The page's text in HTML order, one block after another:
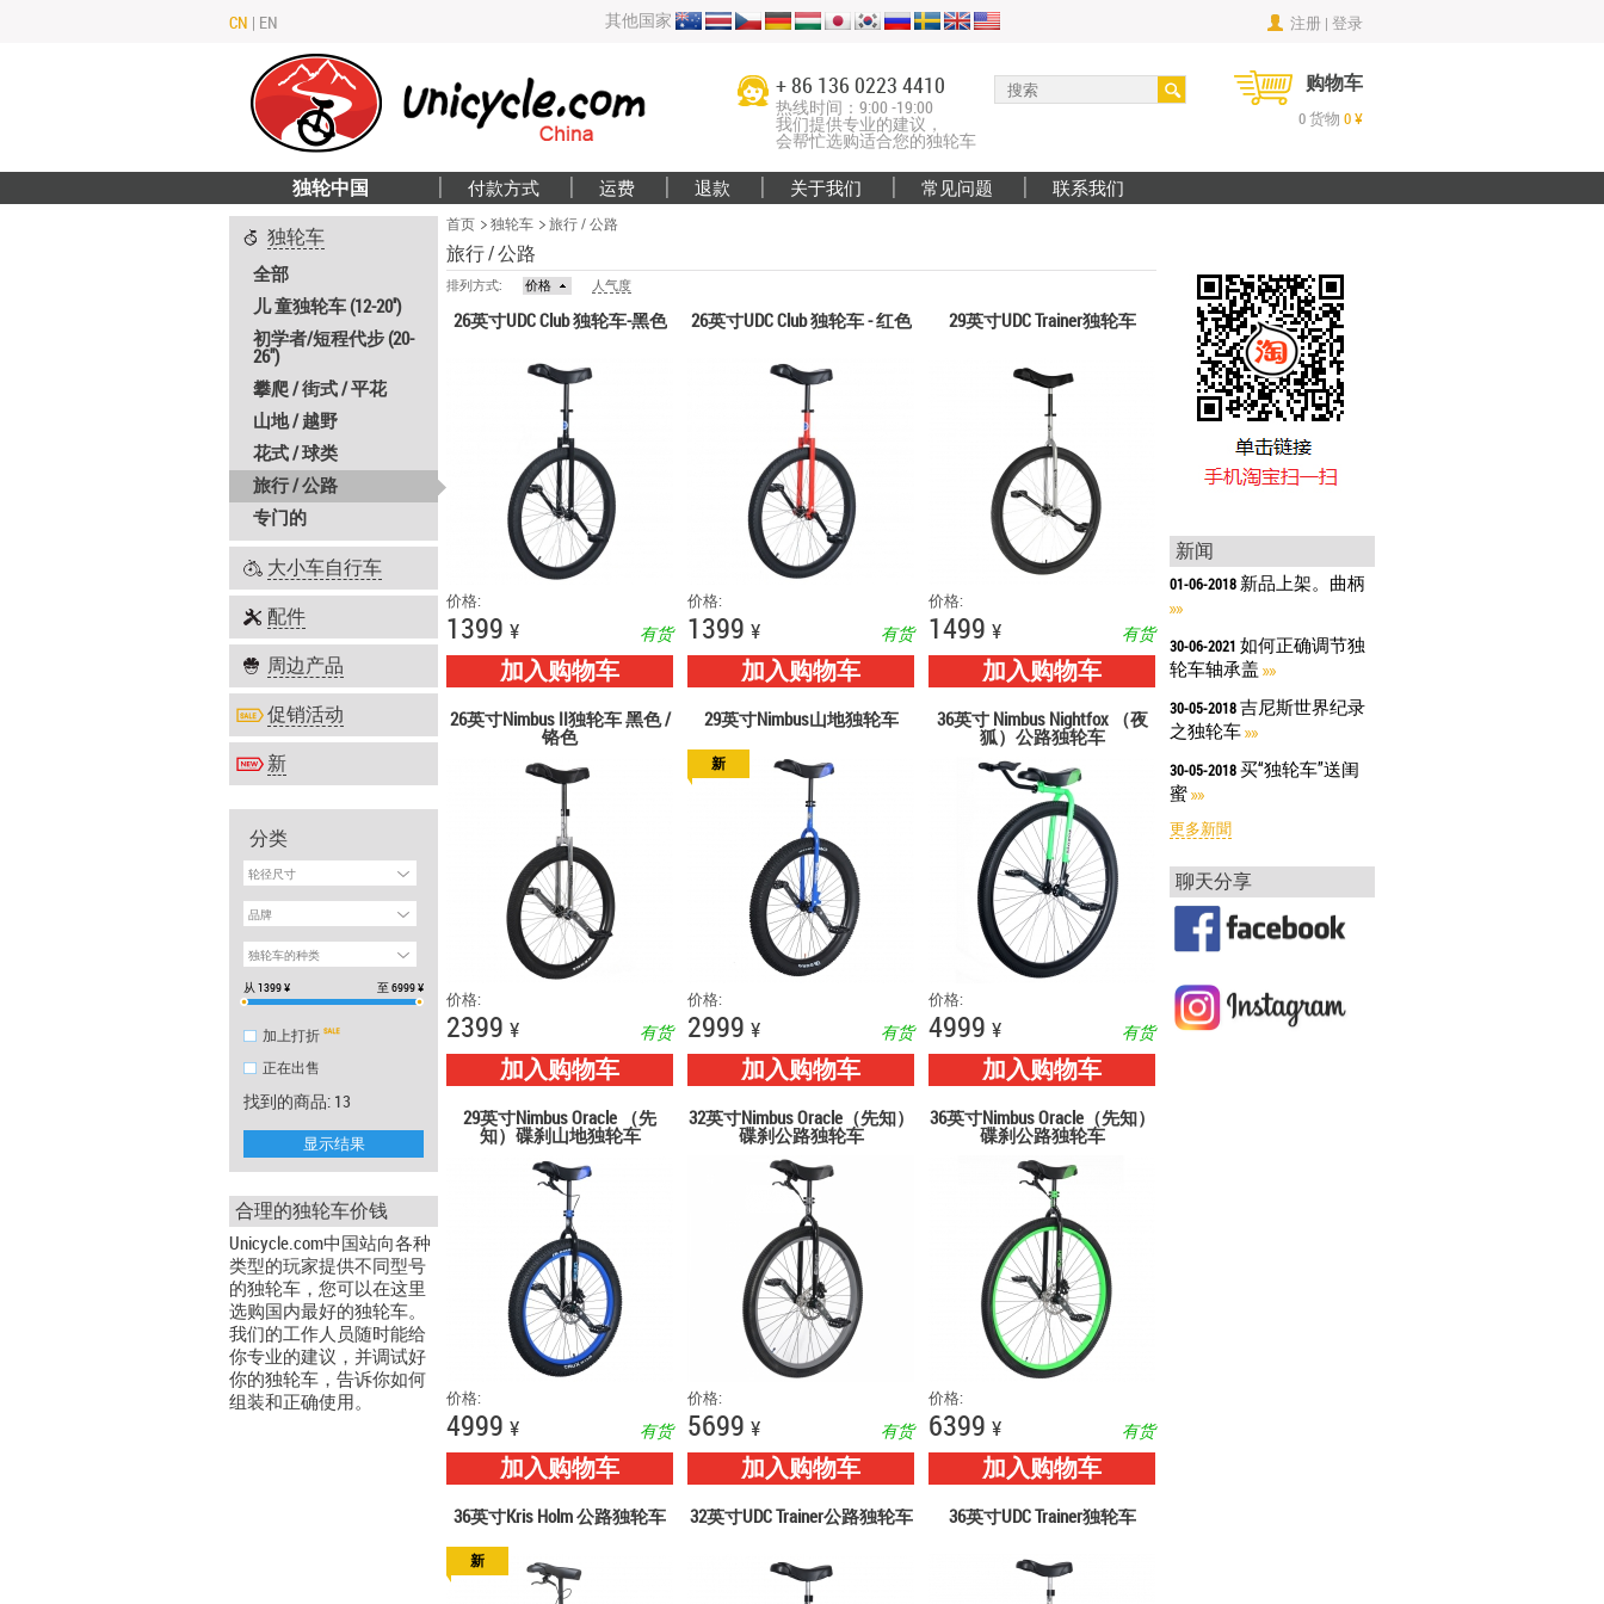
CN | EN 其他国家 注册 | 登录
+ 86 136 0223 4410
热线时间：9:00 -19:00
我们提供专业的建议，
会帮忙选购适合您的独轮车
购物车
0 货物 0 ¥
独轮中国 付款方式 运费 退款 关于我们 常见问题 联系我们
独轮车
全部
儿 童独轮车 (12-20'')
初学者/短程代步 (20-
26")
攀爬 / 街式 / 平花
山地 / 越野
花式 / 球类
旅行 / 公路
专门的
大小车自行车
配件
周边产品
促销活动
新
分类
轮径尺寸
品牌
独轮车的种类
从 1399¥ 至6999¥
加上打折
正在出售
找到的商品: 13
显示结果
合理的独轮车价钱
Unicycle.com中国站向各种
类型的玩家提供不同型号
的独轮车，您可以在这里
选购国内最好的独轮车。
我们的工作人员随时能给
你专业的建议，并调试好
你的独轮车，告诉你如何
组装和正确使用。
首页 独轮车 旅行 / 公路
旅行 / 公路
排列方式: 价格 人气度
26英寸UDC Club 独轮车-黑色
价格:
1399 ¥ 有货
加入购物车
26英寸UDC Club 独轮车 - 红色
价格:
1399 ¥ 有货
加入购物车
29英寸UDC Trainer独轮车
价格:
1499 ¥ 有货
加入购物车
26英寸Nimbus II独轮车 黑色 /
铬色
价格:
2399 ¥ 有货
加入购物车
29英寸Nimbus山地独轮车
新
价格:
2999 ¥ 有货
加入购物车
36英寸 Nimbus Nightfox （夜
狐）公路独轮车
价格:
4999 ¥ 有货
加入购物车
29英寸Nimbus Oracle （先
知）碟刹山地独轮车
价格:
4999 ¥ 有货
加入购物车
32英寸Nimbus Oracle（先知）
碟刹公路独轮车
价格:
5699 ¥ 有货
加入购物车
36英寸Nimbus Oracle（先知）
碟刹公路独轮车
价格:
6399 ¥ 有货
加入购物车
36英寸Kris Holm 公路独轮车
新
32英寸UDC Trainer公路独轮车 36英寸UDC Trainer独轮车
新闻
01-06-2018 新品上架。曲柄
30-06-2021 如何正确调节独
轮车轴承盖
30-05-2018 吉尼斯世界纪录
之独轮车
30-05-2018 买“独轮车”送闺
蜜
更多新聞
聊天分享